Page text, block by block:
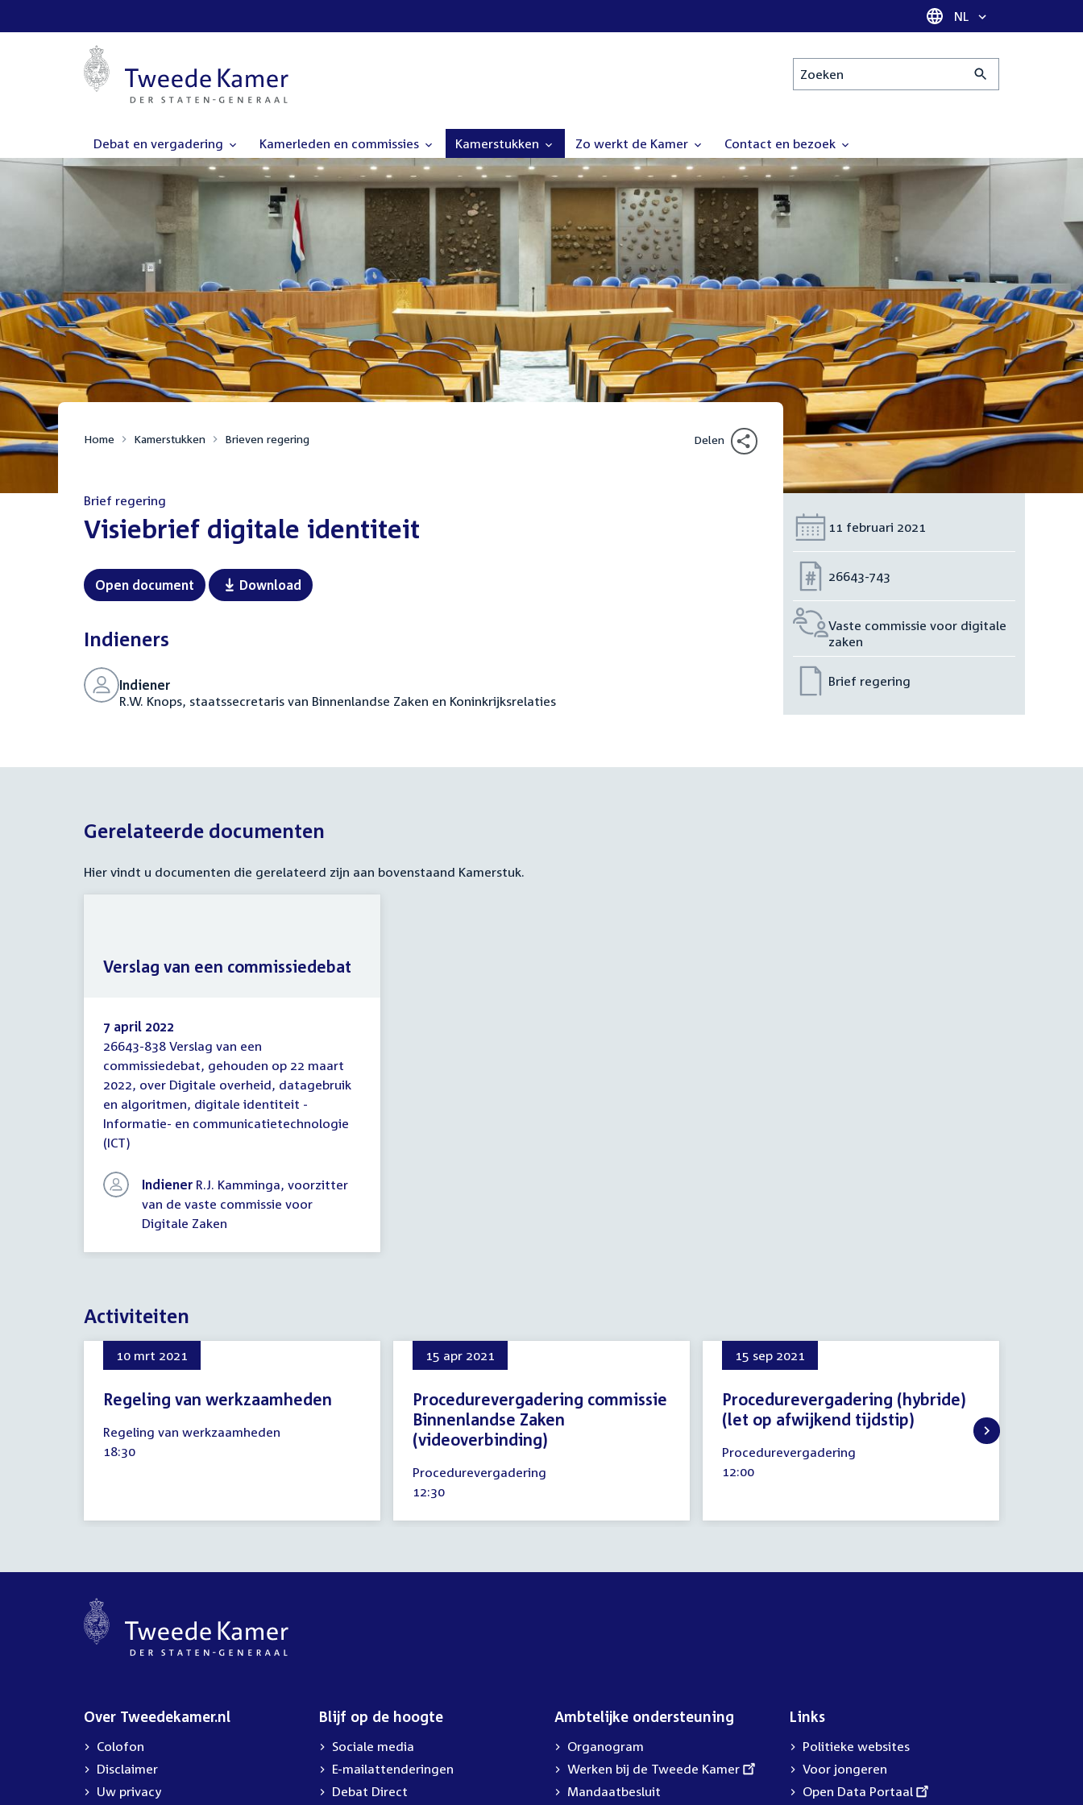
Taal selectie
NL
Zoeken
Debat en vergadering Kamerleden en commissies Kamerstukken Zo werkt de Kamer Contact en bezoek
Home Kamerstukken Brieven regering Delen
Brief regering
:Visiebrief digitale identiteit
Open document Download
Indieners
Indiener
R.W. Knops, staatssecretaris van Binnenlandse Zaken en Koninkrijksrelaties
Datum:
11 februari 2021
Nummer:
26643-743
Vaste commissie voor digitale
zaken
Brief regering
Gerelateerde documenten
Hier vindt u documenten die gerelateerd zijn aan bovenstaand Kamerstuk.
Verslag
van
een
commissiedebat
7 april 2022
26643-838 Verslag van een
commissiedebat, gehouden op 22 maart
2022, over Digitale overheid, datagebruik
en algoritmen, digitale identiteit -
Informatie- en communicatietechnologie
(ICT)
Indiener R.J. Kamminga, voorzitter
van de vaste commissie voor
Digitale Zaken
Verslag van een commissiedebat
Activiteiten
10 mrt 2021
Regeling van werkzaamheden
maart
2021
Regeling van werkzaamheden
Tijd
18:30
15 apr 2021
Procedurevergadering commissie
Binnenlandse Zaken
(videoverbinding)
april
2021
Procedurevergadering
Tijd
12:30
15 sep 2021
Procedurevergadering (hybride)
(let op afwijkend tijdstip)
september
2021
Procedurevergadering
Tijd
12:00
Over Tweedekamer.nl
Colofon
Disclaimer
Uw privacy
Blijf op de hoogte
Sociale media
E-mailattenderingen
Debat Direct
Ambtelijke ondersteuning
Organogram
External
link:
Werken bij de Tweede Kamer
Mandaatbesluit
Links
Politieke websites
Voor jongeren
External
Open Data Portaal